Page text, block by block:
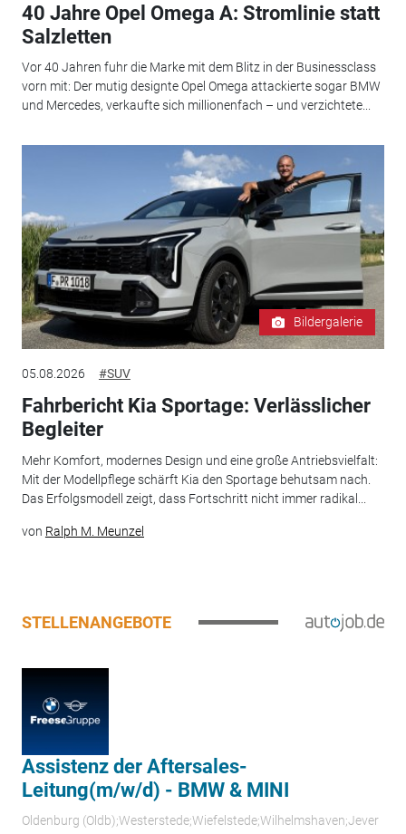
40 Jahre Opel Omega A: Stromlinie statt
Salzletten
Vor 40 Jahren fuhr die Marke mit dem Blitz in der Businessclass
vorn mit: Der mutig designte Opel Omega attackierte sogar BMW
und Mercedes, verkaufte sich millionenfach – und verzichtete...
Bildergalerie
05.08.2026 #SUV
Fahrbericht Kia Sportage: Verlässlicher
Begleiter
Mehr Komfort, modernes Design und eine große Antriebsvielfalt:
Mit der Modellpflege schärft Kia den Sportage behutsam nach.
Das Erfolgsmodell zeigt, dass Fortschritt nicht immer radikal...
von Ralph M. Meunzel
STELLENANGEBOTE
Assistenz der Aftersales-
Leitung(m/w/d) - BMW & MINI
Oldenburg (Oldb);Westerstede;Wiefelstede;Wilhelmshaven;Jever